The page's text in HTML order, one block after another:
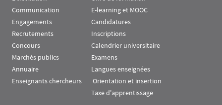
Communication
Engagements
Recrutements
Concours
Marchés publics
Annuaire
Enseignants chercheurs
E-learning et MOOC
Candidatures
Inscriptions
Calendrier universitaire
Examens
Langues enseignées
Orientation et insertion
Taxe d'apprentissage